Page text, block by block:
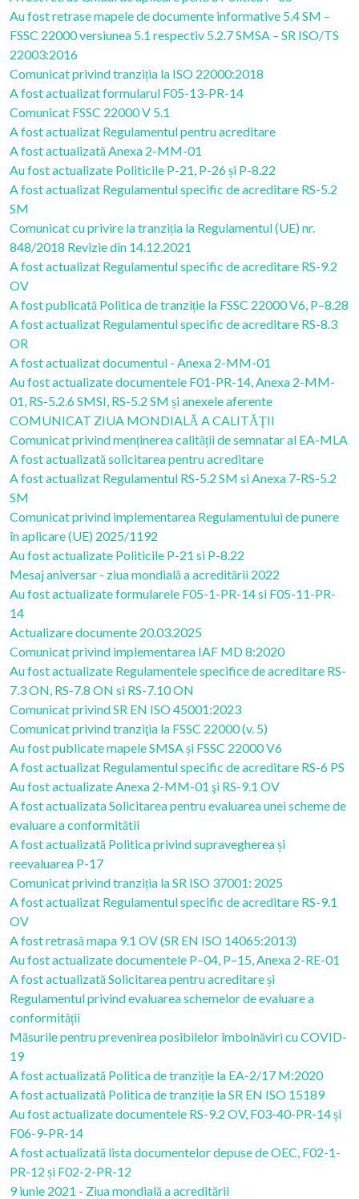
Au fost retrase mapele de documente informative 5.4 SM –
FSSC 22000 versiunea 5.1 respectiv 5.2.7 SMSA – SR ISO/TS
22003:2016
Comunicat privind tranziția la ISO 22000:2018
A fost actualizat formularul F05-13-PR-14
Comunicat FSSC 22000 V 5.1
A fost actualizat Regulamentul pentru acreditare
A fost actualizată Anexa 2-MM-01
Au fost actualizate Politicile P-21, P-26 și P-8.22
A fost actualizat Regulamentul specific de acreditare RS-5.2
SM
Comunicat cu privire la tranziția la Regulamentul (UE) nr.
848/2018 Revizie din 14.12.2021
A fost actualizat Regulamentul specific de acreditare RS-9.2
OV
A fost publicată Politica de tranziție la FSSC 22000 V6, P–8.28
A fost actualizat Regulamentul specific de acreditare RS-8.3
OR
A fost actualizat documentul - Anexa 2-MM-01
Au fost actualizate documentele F01-PR-14, Anexa 2-MM-
01, RS-5.2.6 SMSI, RS-5.2 SM și anexele aferente
COMUNICAT ZIUA MONDIALĂ A CALITĂȚII
Comunicat privind menținerea calității de semnatar al EA-MLA
A fost actualizată solicitarea pentru acreditare
A fost actualizat Regulamentul RS-5.2 SM si Anexa 7-RS-5.2
SM
Comunicat privind implementarea Regulamentului de punere
în aplicare (UE) 2025/1192
Au fost actualizate Politicile P-21 si P-8.22
Mesaj aniversar - ziua mondială a acreditării 2022
Au fost actualizate formularele F05-1-PR-14 si F05-11-PR-
14
Actualizare documente 20.03.2025
Comunicat privind implementarea IAF MD 8:2020
Au fost actualizate Regulamentele specifice de acreditare RS-
7.3 ON, RS-7.8 ON si RS-7.10 ON
Comunicat privind SR EN ISO 45001:2023
Comunicat privind tranziţia la FSSC 22000 (v. 5)
Au fost publicate mapele SMSA și FSSC 22000 V6
A fost actualizat Regulamentul specific de acreditare RS-6 PS
Au fost actualizate Anexa 2-MM-01 şi RS-9.1 OV
A fost actualizata Solicitarea pentru evaluarea unei scheme de
evaluare a conformitătii
A fost actualizată Politica privind supravegherea și
reevaluarea P-17
Comunicat privind tranziția la SR ISO 37001: 2025
A fost actualizat Regulamentul specific de acreditare RS-9.1
OV
A fost retrasă mapa 9.1 OV (SR EN ISO 14065:2013)
Au fost actualizate documentele P–04, P–15, Anexa 2-RE-01
A fost actualizată Solicitarea pentru acreditare și
Regulamentul privind evaluarea schemelor de evaluare a
conformității
Măsurile pentru prevenirea posibilelor îmbolnăviri cu COVID-
19
A fost actualizată Politica de tranziție la EA-2/17 M:2020
A fost actualizată Politica de tranziție la SR EN ISO 15189
Au fost actualizate documentele RS-9.2 OV, F03-40-PR-14 și
F06-9-PR-14
A fost actualizată lista documentelor depuse de OEC, F02-1-
PR-12 și F02-2-PR-12
9 iunie 2021 - Ziua mondială a acreditării